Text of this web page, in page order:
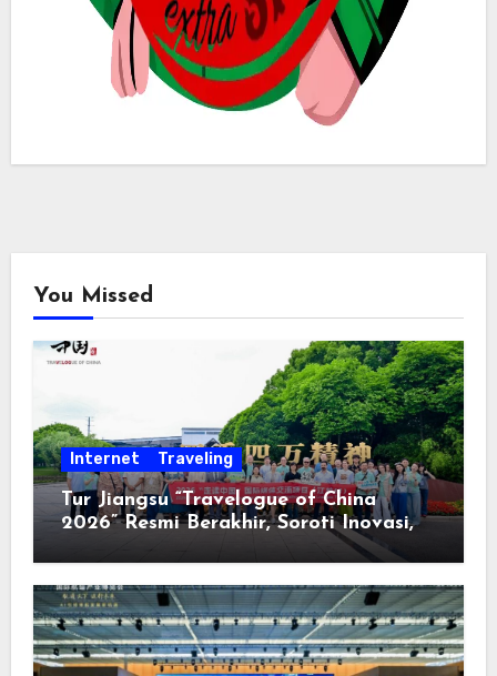
You Missed
Internet Traveling
Tur Jiangsu “Travelogue of China
2026” Resmi Berakhir, Soroti Inovasi,
Keterbukaan, dan Pembangunan